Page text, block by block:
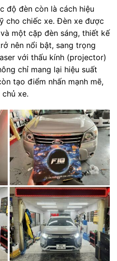
độ đèn còn là cách hiệu
cho chiếc xe. Đèn xe được
một cặp đèn sáng, thiết kế
nên nổi bật, sang trọng
với thấu kính (projector)
chỉ mang lại hiệu suất
tạo điểm nhấn mạnh mẽ,
xe.